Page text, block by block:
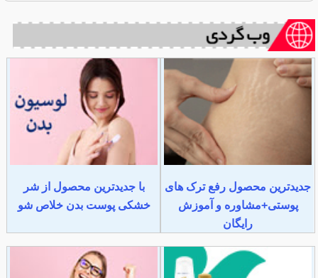
جدیدترین محصول رفع ترک های
پوستی+مشاوره و آموزش
رایگان
با جدیدترین محصول از شر
خشکی پوست بدن خلاص شو